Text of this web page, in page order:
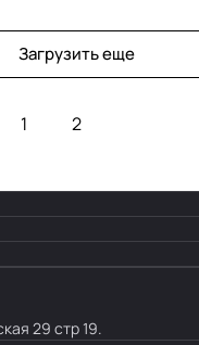
Загрузить еще
1 2
29 стр 19.